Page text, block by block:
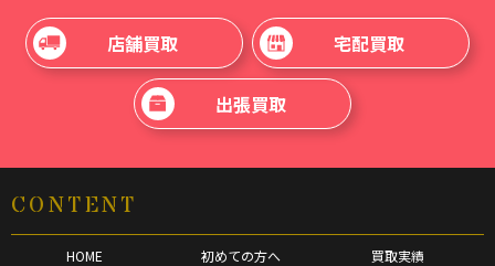
店舗買取 宅配買取
出張買取
CONTENT
HOME 初めての方へ 買取実績